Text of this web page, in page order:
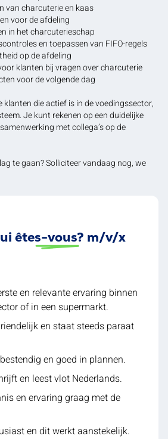
van charcuterie en kaas
voor de afdeling
in het charcuterieschap
en toepassen van FIFO-regels
op de afdeling
klanten bij vragen over charcuterie
voor de volgende dag
klanten die actief is in de voedingssector,
Je kunt rekenen op een duidelijke
met collega’s op de
te gaan? Solliciteer vandaag nog, we
êtes-vous? m/v/x
en relevante ervaring binnen
of in een supermarkt.
en staat steeds paraat
en goed in plannen.
en leest vlot Nederlands.
en ervaring graag met de
en dit werkt aanstekelijk.